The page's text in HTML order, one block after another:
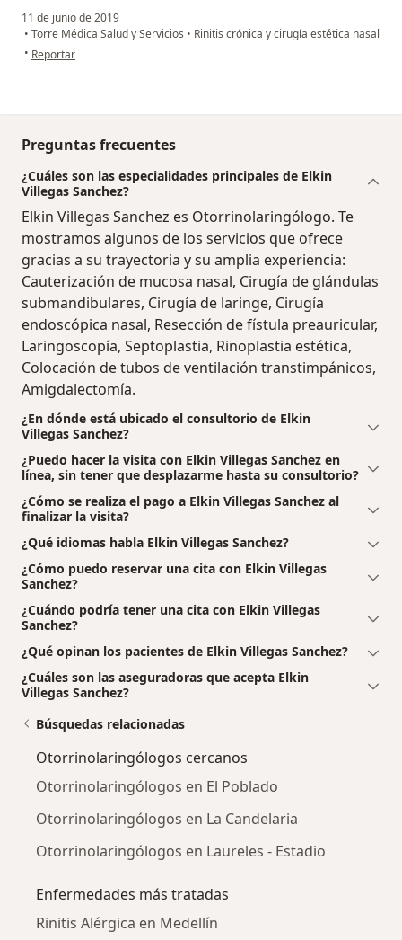
11 de junio de 2019
• Torre Médica Salud y Servicios • Rinitis crónica y cirugía estética nasal
• en opinión del usuario carolinagonzalez_0709
Reportar
Preguntas frecuentes
¿Cuáles son las especialidades principales de Elkin
Villegas Sanchez?
Elkin Villegas Sanchez es Otorrinolaringólogo. Te
mostramos algunos de los servicios que ofrece
gracias a su trayectoria y su amplia experiencia:
Cauterización de mucosa nasal, Cirugía de glándulas
submandibulares, Cirugía de laringe, Cirugía
endoscópica nasal, Resección de fístula preauricular,
Laringoscopía, Septoplastia, Rinoplastia estética,
Colocación de tubos de ventilación transtimpánicos,
Amigdalectomía.
¿En dónde está ubicado el consultorio de Elkin
Villegas Sanchez?
¿Puedo hacer la visita con Elkin Villegas Sanchez en
línea, sin tener que desplazarme hasta su consultorio?
¿Cómo se realiza el pago a Elkin Villegas Sanchez al
finalizar la visita?
¿Qué idiomas habla Elkin Villegas Sanchez?
¿Cómo puedo reservar una cita con Elkin Villegas
Sanchez?
¿Cuándo podría tener una cita con Elkin Villegas
Sanchez?
¿Qué opinan los pacientes de Elkin Villegas Sanchez?
¿Cuáles son las aseguradoras que acepta Elkin
Villegas Sanchez?
Búsquedas relacionadas
Otorrinolaringólogos cercanos
Otorrinolaringólogos en El Poblado
Otorrinolaringólogos en La Candelaria
Otorrinolaringólogos en Laureles - Estadio
Enfermedades más tratadas
Rinitis Alérgica en Medellín